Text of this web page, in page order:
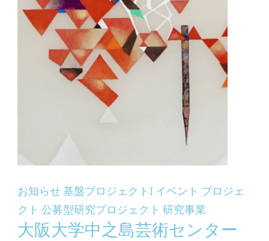
お知らせ基盤プロジェクトI イベント プロジェ
クト 公募型研究プロジェクト 研究事業
大阪大学中之島芸術センター